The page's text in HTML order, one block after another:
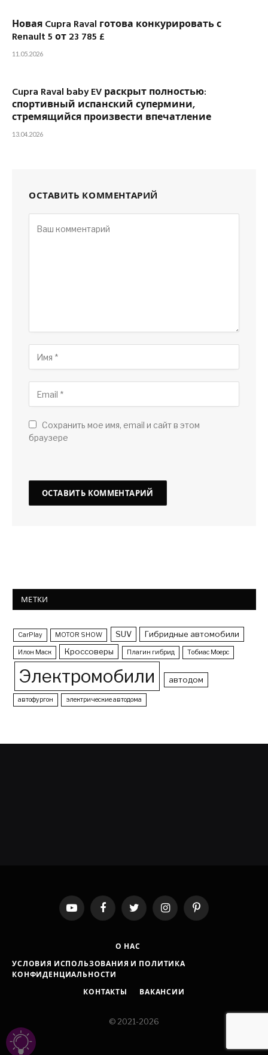
Новая Cupra Raval готова конкурировать с
Renault 5 от 23 785 £
11.05.2026
Cupra Raval baby EV раскрыт полностью:
спортивный испанский супермини,
стремящийся произвести впечатление
13.04.2026
ОСТАВИТЬ КОММЕНТАРИЙ
Сохранить мое имя, email и сайт в этом
браузере
МЕТКИ
CarPlay MOTOR SHOW SUV Гибридные автомобили
Илон Маск Кроссоверы Плагин гибрид Тобиас Моерс
Электромобили автодом
автофургон электрические автодома
YouTubeFacebookTwitter InstagramPinterest
О НАС
УСЛОВИЯ ИСПОЛЬЗОВАНИЯ И ПОЛИТИКА
КОНФИДЕНЦИАЛЬНОСТИ
КОНТАКТЫ
ВАКАНСИИ
© 2021-2026